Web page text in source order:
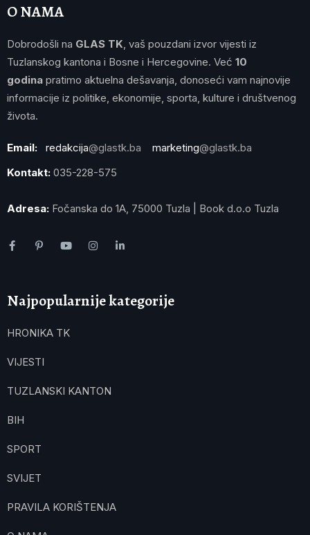
O NAMA
Dobrodošli na GLAS TK , vaš pouzdani izvor vijesti iz
Tuzlanskog kantona i Bosne i Hercegovine. Već 10
godina pratimo aktuelna dešavanja, donoseći vam najnovije
informacije iz politike, ekonomije, sporta, kulture i društvenog
života.
Email: redakcija@glastk.ba marketing@glastk.ba
Kontakt: 035-228-575
Adresa: Fočanska do 1A, 75000 Tuzla | Book d.o.o Tuzla
Najpopularnije kategorije
HRONIKA TK
VIJESTI
TUZLANSKI KANTON
BIH
SPORT
SVIJET
PRAVILA KORIŠTENJA